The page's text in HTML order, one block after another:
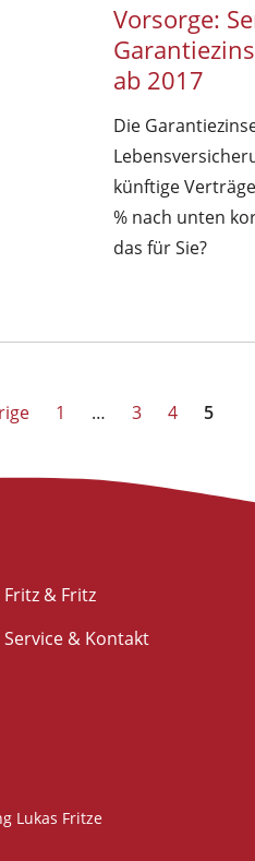
Vorsorge:
ab 2017
Die
künftige
% nach unten
das für Sie?
1 … 3 4 5
Fritz & Fritz
Service & Kontakt
Lukas Fritze